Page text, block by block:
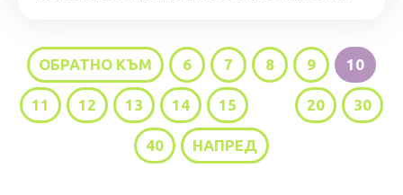
ОБРАТНО КЪМ 6 7 8 9 10
11 12 13 14 15 20 30
40 НАПРЕД